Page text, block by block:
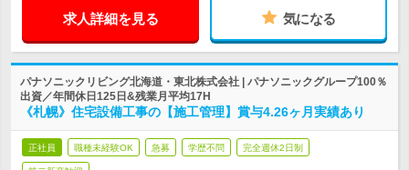
求人詳細を見る 気になる
パナソニックリビング北海道・東北株式会社 | パナソニックグループ100％
出資／年間休日125日&残業月平均17H
《札幌》住宅設備工事の【施工管理】賞与4.26ヶ月実績あり
正社員 職種未経験OK 急募 学歴不問 完全週休2日制